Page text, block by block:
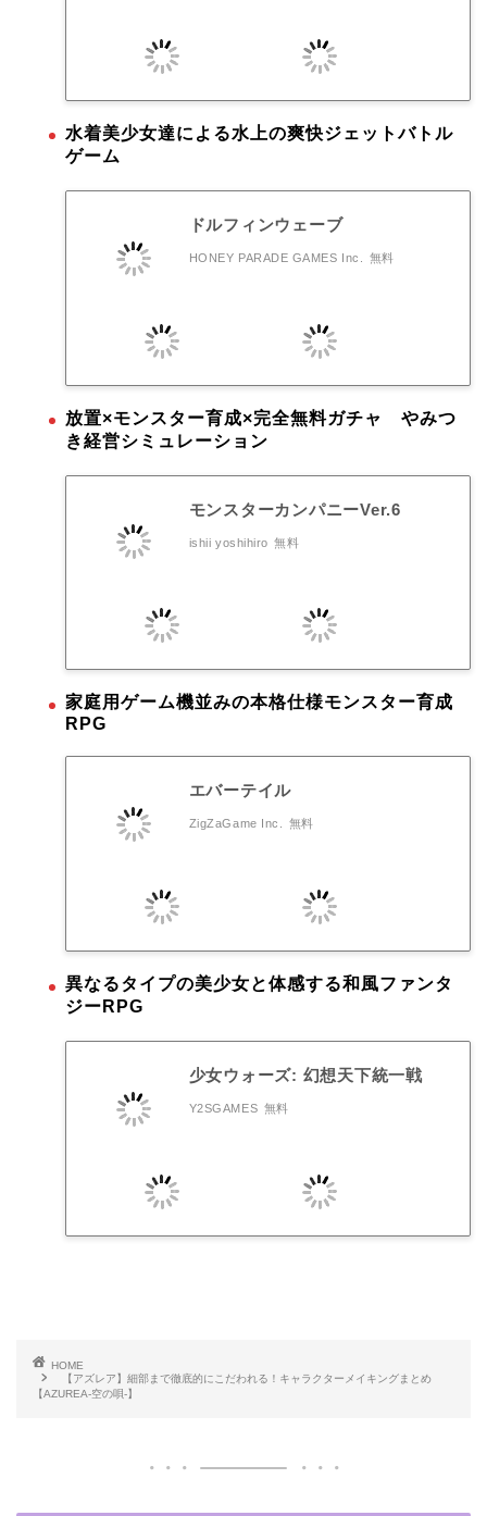
水着美少女達による水上の爽快ジェットバトル
ゲーム
ドルフィンウェーブ
HONEY PARADE GAMES Inc. 無料
放置×モンスター育成×完全無料ガチャ やみつ
き経営シミュレーション
モンスターカンパニーVer.6
ishii yoshihiro 無料
家庭用ゲーム機並みの本格仕様モンスター育成
RPG
エバーテイル
ZigZaGame Inc. 無料
異なるタイプの美少女と体感する和風ファンタ
ジーRPG
少女ウォーズ: 幻想天下統一戦
Y2SGAMES 無料
HOME
【アズレア】細部まで徹底的にこだわれる！キャラクターメイキングまとめ
【AZUREA-空の唄-】